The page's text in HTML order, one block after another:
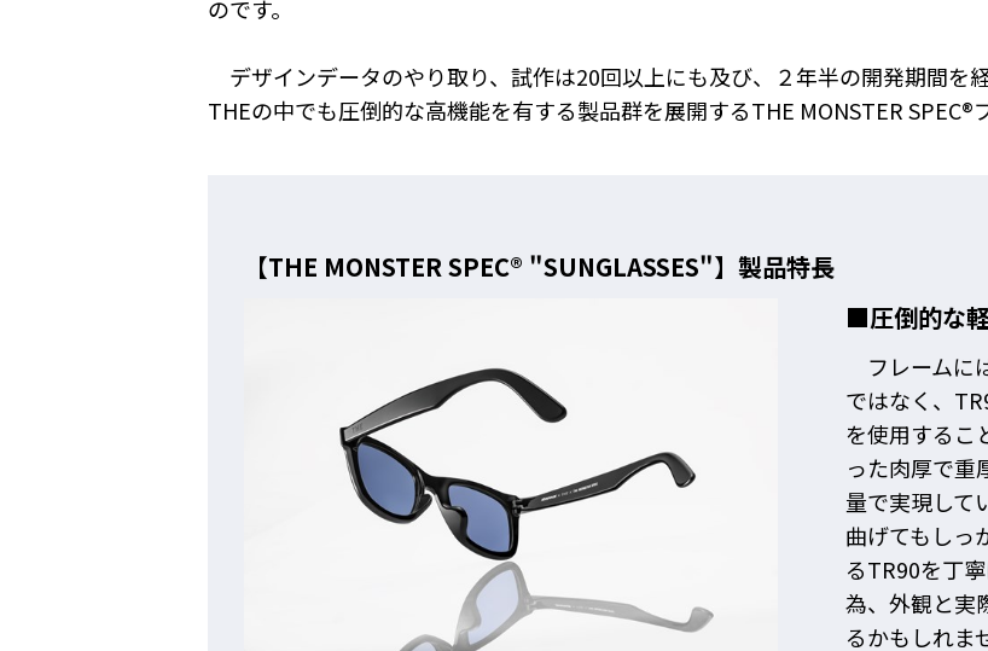
のです。
デザインデータのやり取り、試作は20回以上にも及び、２年半の開発期間を経
THEの中でも圧倒的な高機能を有する製品群を展開するTHE MONSTER SPEC®
【THE MONSTER SPEC® "SUNGLASSES"】製品特長
■圧倒的な
フレームに
ではなく、
を使用するこ
った肉厚で重
量で実現して
曲げてもしっ
るTR90を丁
為、外観と実
るかもしれま